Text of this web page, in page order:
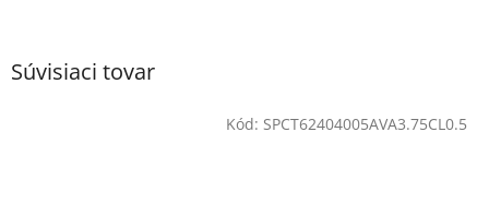
Súvisiaci tovar
Kód: SPCT62404005AVA3.75CL0.5